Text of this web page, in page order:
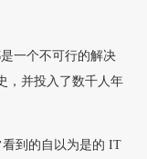
一个不可行的解决
，并投入了数千人年
到的自以为是的 IT